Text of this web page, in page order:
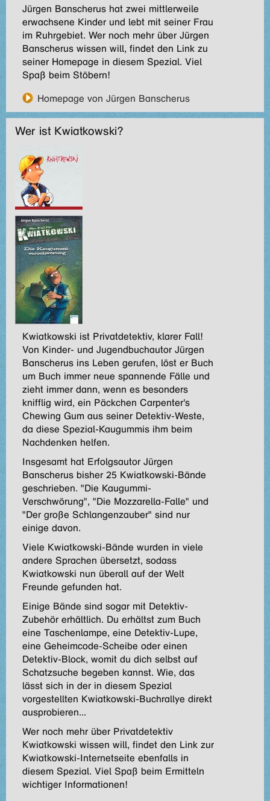
Jürgen Banscherus hat zwei mittlerweile
erwachsene Kinder und lebt mit seiner Frau
im Ruhrgebiet. Wer noch mehr über Jürgen
Banscherus wissen will, findet den Link zu
seiner Homepage in diesem Spezial. Viel
Spaß beim Stöbern!
Homepage von Jürgen Banscherus
Wer ist Kwiatkowski?
Kwiatkowski ist Privatdetektiv, klarer Fall!
Von Kinder- und Jugendbuchautor Jürgen
Banscherus ins Leben gerufen, löst er Buch
um Buch immer neue spannende Fälle und
zieht immer dann, wenn es besonders
knifflig wird, ein Päckchen Carpenter's
Chewing Gum aus seiner Detektiv-Weste,
da diese Spezial-Kaugummis ihm beim
Nachdenken helfen.
Insgesamt hat Erfolgsautor Jürgen
Banscherus bisher 25 Kwiatkowski-Bände
geschrieben. "Die Kaugummi-
Verschwörung", "Die Mozzarella-Falle" und
"Der große Schlangenzauber" sind nur
einige davon.
Viele Kwiatkowski-Bände wurden in viele
andere Sprachen übersetzt, sodass
Kwiatkowski nun überall auf der Welt
Freunde gefunden hat.
Einige Bände sind sogar mit Detektiv-
Zubehör erhältlich. Du erhältst zum Buch
eine Taschenlampe, eine Detektiv-Lupe,
eine Geheimcode-Scheibe oder einen
Detektiv-Block, womit du dich selbst auf
Schatzsuche begeben kannst. Wie, das
lässt sich in der in diesem Spezial
vorgestellten Kwiatkowski-Buchrallye direkt
ausprobieren...
Wer noch mehr über Privatdetektiv
Kwiatkowski wissen will, findet den Link zur
Kwiatkowski-Internetseite ebenfalls in
diesem Spezial. Viel Spaß beim Ermitteln
wichtiger Informationen!